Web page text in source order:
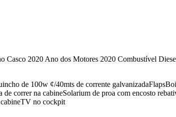
2020 Ano dos Motores 2020 Combustível
de 100w ¢/40mts de corrente galvanizadaFlaps
de correr na cabineSolarium de proa com encosto
TV no cockpit